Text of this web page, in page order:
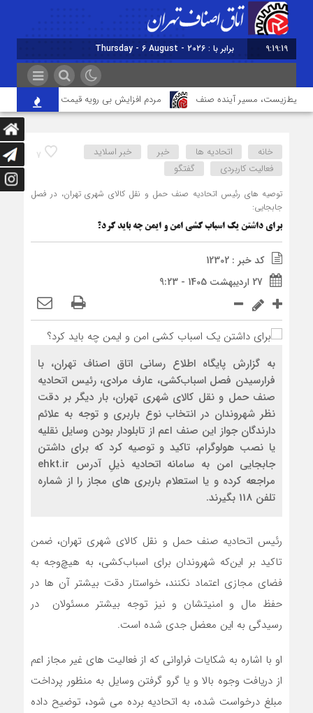
9:19:20 برابر با : Thursday - 6 August - 2026
مسیر آینده صنف مردم افزایش بی رویه قیمت اجاره‌بها را از
7 خانه اتحادیه ها خبر
خبر اسلايد
فعالیت کاربردی
گفتگو
توصیه های رئیس اتحادیه صنف حمل و نقل کالای شهری تهران، در فصل
جابجایی:
برای داشتن یک اسباب کشی امن و ایمن چه باید کرد؟
کد خبر : 12302
27 اردیبهشت 1405 - 9:23
به گزارش پایگاه اطلاع رسانی اتاق اصناف تهران، با
فرارسیدن فصل اسباب‌کشی، عارف مرادی، رئیس اتحادیه
صنف حمل و نقل کالای شهری تهران، بار دیگر بر دقت
نظر شهروندان در انتخاب نوع باربری و توجه به علائم
دارندگان جواز این صنف اعم از تابلودار بودن وسایل نقلیه
یا نصب هولوگرام، تاکید و توصیه کرد که برای داشتن
جابجایی امن به سامانه اتحادیه ذیلِ آدرس ehkt.ir
مراجعه کرده و یا استعلام باربری های مجاز را از شماره
تلفن 118 بگیرند.
رئیس اتحادیه صنف حمل و نقل کالای شهری تهران، ضمن
تاکید بر این‌که شهروندان برای اسباب‌کشی، به هیچ‌وجه به
فضای مجازی اعتماد نکنند، خواستار دقت بیشتر آن ها در
حفظ مال و امنیتشان و نیز توجه بیشتر مسئولان در
رسیدگی به این معضل جدی شده است.
او با اشاره به شکایات فراوانی که از فعالیت های غیر مجاز اعم
از دریافت وجوه بالا و یا گرو گرفتن وسایل به منظور پرداخت
مبلغ درخواست شده، به اتحادیه برده می شود، توضیح داده